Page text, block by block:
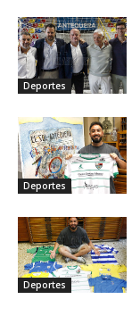
Deportes
Deportes
Deportes